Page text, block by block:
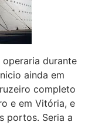
durante
ainda em
completo
e em Vitória, e
portos. Seria a